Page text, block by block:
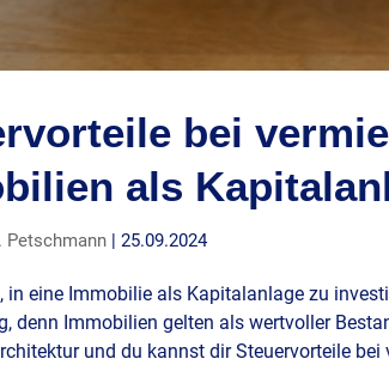
bei
als
Petschmann |25.09.2024
in eine Immobilie als Kapitalanlage zu
denn Immobilien gelten als wertvoller
und du kannst dir Steuervorteile